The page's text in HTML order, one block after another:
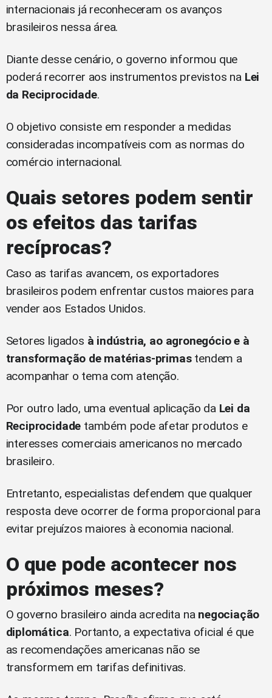
internacionais já reconheceram os avanços
brasileiros nessa área.
Diante desse cenário, o governo informou que
poderá recorrer aos instrumentos previstos na Lei
da Reciprocidade.
O objetivo consiste em responder a medidas
consideradas incompatíveis com as normas do
comércio internacional.
Quais setores podem sentir
os efeitos das tarifas
recíprocas?
Caso as tarifas avancem, os exportadores
brasileiros podem enfrentar custos maiores para
vender aos Estados Unidos.
Setores ligados à indústria, ao agronegócio e à
transformação de matérias-primastendem a
acompanhar o tema com atenção.
Por outro lado, uma eventual aplicação da Lei da
Reciprocidade também pode afetar produtos e
interesses comerciais americanos no mercado
brasileiro.
Entretanto, especialistas defendem que qualquer
resposta deve ocorrer de forma proporcional para
evitar prejuízos maiores à economia nacional.
O que pode acontecer nos
próximos meses?
O governo brasileiro ainda acredita na negociação
diplomática. Portanto, a expectativa oficial é que
as recomendações americanas não se
transformem em tarifas definitivas.